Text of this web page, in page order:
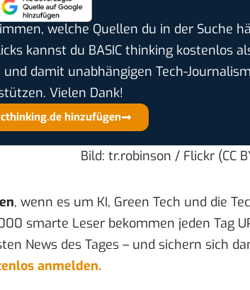
welche Quellen du in der Suche
kannst du BASIC thinking kostenlos
damit unabhängigen Tech-
Vielen Dank!
hinzufügen
Bild: tr.robinson / Flickr (CC
, wenn es um KI, Green Tech und die
smarte Leser bekommen jeden Tag
News des Tages – und sichern sich
anmelden.